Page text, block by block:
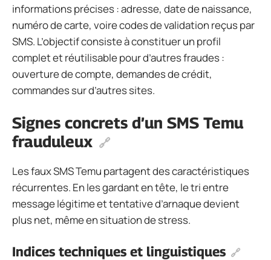
informations précises : adresse, date de naissance,
numéro de carte, voire codes de validation reçus par
SMS. L’objectif consiste à constituer un profil
complet et réutilisable pour d’autres fraudes :
ouverture de compte, demandes de crédit,
commandes sur d’autres sites.
Signes concrets d’un SMS Temu
frauduleux
Les faux SMS Temu partagent des caractéristiques
récurrentes. En les gardant en tête, le tri entre
message légitime et tentative d’arnaque devient
plus net, même en situation de stress.
Indices techniques et linguistiques